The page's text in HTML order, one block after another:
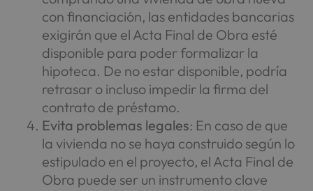
con financiación, las entidades bancarias
exigirán que el Acta Final de Obra esté
disponible para poder formalizar la
hipoteca. De no estar disponible, podría
retrasar o incluso impedir la firma del
contrato de préstamo.
Evita problemas legales: En caso de que
la vivienda no se haya construido según lo
estipulado en el proyecto, el Acta Final de
Obra puede ser un instrumento clave